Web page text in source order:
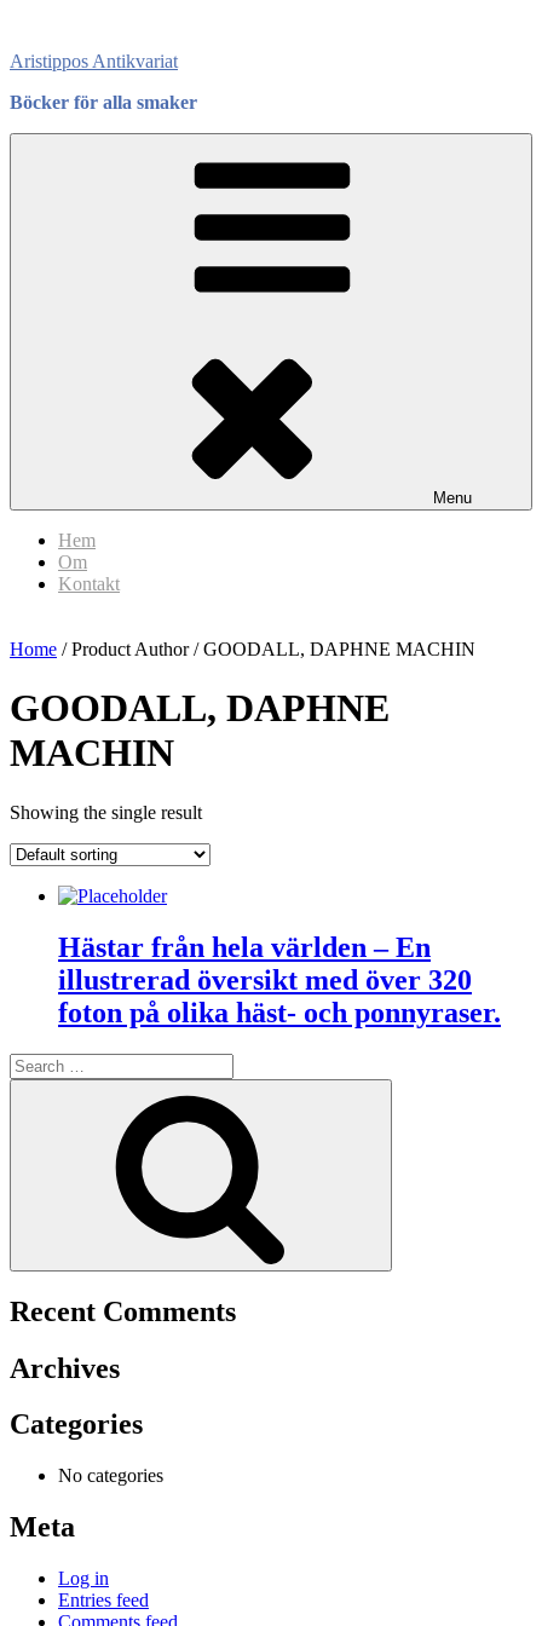
content
Aristippos Antikvariat
Böcker för alla smaker
Menu
Hem
Om
Kontakt
Home / Product Author / GOODALL, DAPHNE MACHIN
GOODALL, DAPHNE
MACHIN
Showing the single result
Hästar från hela världen – En
illustrerad översikt med över 320
foton på olika häst- och ponnyraser.
Search
for:
Recent Comments
Archives
Categories
No categories
Meta
Log in
Entries feed